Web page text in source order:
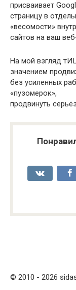
присваивает
страницу в
«весомости»
сайтов на ваш
На мой взгляд
значением
без усиленных
«пузомерок»,
продвинуть
© 2010 - 2026